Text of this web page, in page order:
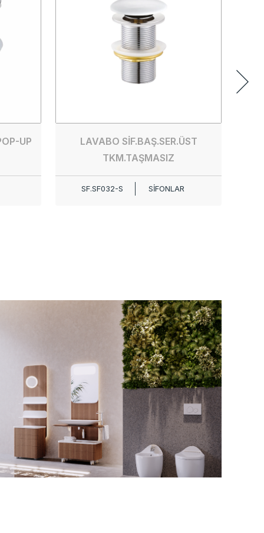
UP
LAVABO SİF.BAŞ.SER.ÜST
TKM.TAŞMASIZ
SF.SF032-S SİFONLAR